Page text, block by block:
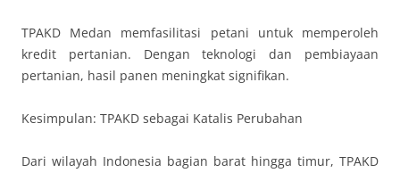
TPAKD Medan memfasilitasi petani untuk memperoleh
kredit pertanian. Dengan teknologi dan pembiayaan
pertanian, hasil panen meningkat signifikan.
Kesimpulan: TPAKD sebagai Katalis Perubahan
Dari wilayah Indonesia bagian barat hingga timur, TPAKD